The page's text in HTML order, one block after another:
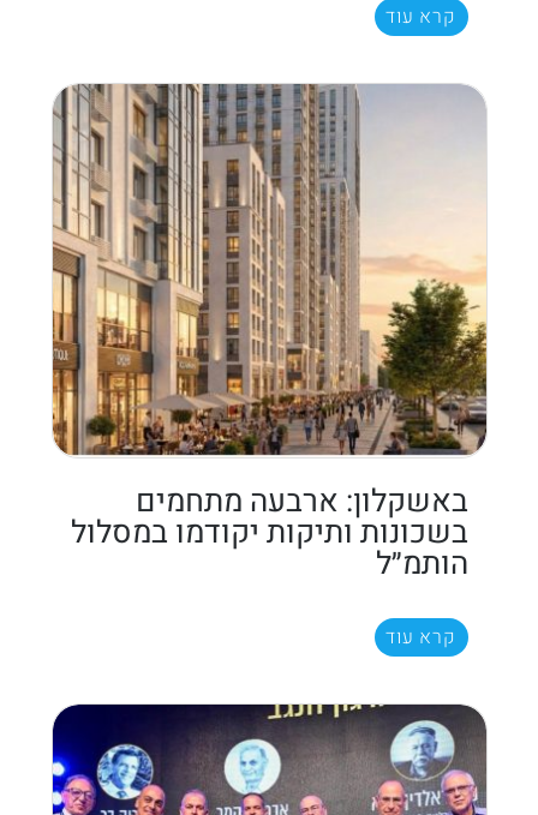
קרא עוד
באשקלון: ארבעה מתחמים
בשכונות ותיקות יקודמו במסלול
הותמ״ל
קרא עוד